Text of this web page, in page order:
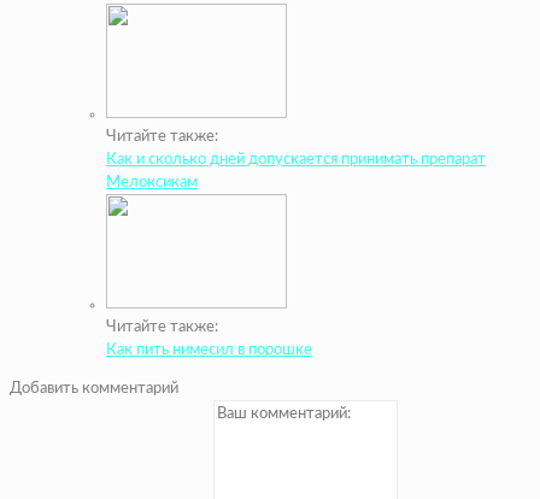
Читайте также:
Как и сколько дней допускается принимать препарат
Мелоксикам
Читайте также:
Как пить нимесил в порошке
Добавить комментарий